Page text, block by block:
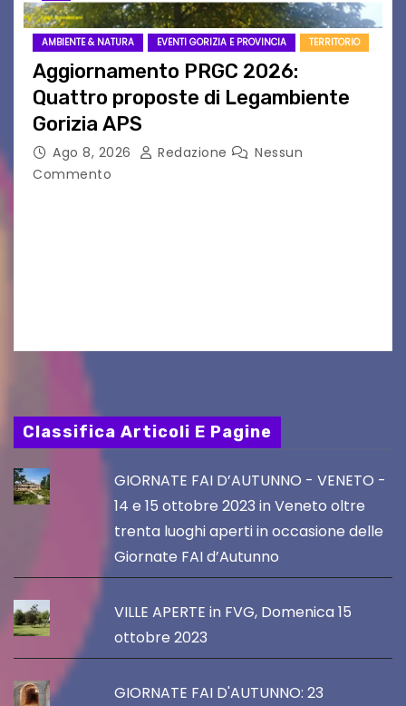
AMBIENTE & NATURA EVENTI GORIZIA E PROVINCIA TERRITORIO
Aggiornamento PRGC 2026:
Quattro proposte di Legambiente
Gorizia APS
Ago 8, 2026 Redazione
Nessun
Commento
Classifica Articoli E Pagine
GIORNATE FAI D’AUTUNNO - VENETO -
14 e 15 ottobre 2023 in Veneto oltre
trenta luoghi aperti in occasione delle
Giornate FAI d’Autunno
VILLE APERTE in FVG, Domenica 15
ottobre 2023
GIORNATE FAI D'AUTUNNO: 23